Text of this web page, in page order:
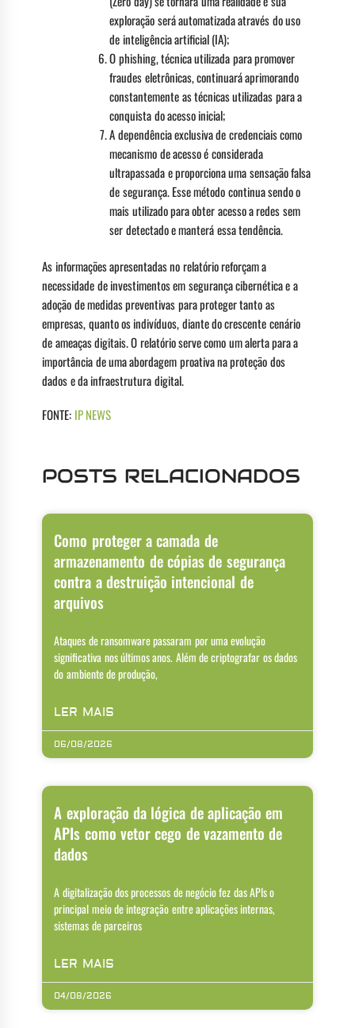
exploração será automatizada através do uso
de inteligência artificial (IA);
O phishing, técnica utilizada para promover
fraudes eletrônicas, continuará aprimorando
constantemente as técnicas utilizadas para a
conquista do acesso inicial;
A dependência exclusiva de credenciais como
mecanismo de acesso é considerada
ultrapassada e proporciona uma sensação falsa
de segurança. Esse método continua sendo o
mais utilizado para obter acesso a redes sem
ser detectado e manterá essa tendência.
As informações apresentadas no relatório reforçam a
necessidade de investimentos em segurança cibernética e a
adoção de medidas preventivas para proteger tanto as
empresas, quanto os indivíduos, diante do crescente cenário
de ameaças digitais. O relatório serve como um alerta para a
importância de uma abordagem proativa na proteção dos
dados e da infraestrutura digital.
FONTE: IP NEWS
POSTS RELACIONADOS
Como proteger a camada de
armazenamento de cópias de segurança
contra a destruição intencional de
arquivos
Ataques de ransomware passaram por uma evolução
significativa nos últimos anos. Além de criptografar os dados
do ambiente de produção,
LER MAIS
06/08/2026
A exploração da lógica de aplicação em
APIs como vetor cego de vazamento de
dados
A digitalização dos processos de negócio fez das APIs o
principal meio de integração entre aplicações internas,
sistemas de parceiros
LER MAIS
04/08/2026